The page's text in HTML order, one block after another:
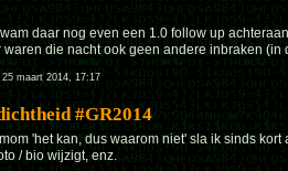
daar nog even een 1.0 follow up
waren die nacht ook geen andere inbraken
maart 2014, 17:17
#GR2014
'het kan, dus waarom niet' sla ik sinds
/ bio wijzigt, enz.